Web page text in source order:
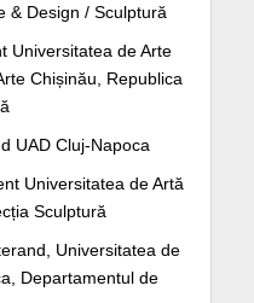
& Design / Sculptură
Universitatea de Arte
Chișinău, Republica
UAD Cluj-Napoca
Universitatea de Artă
Sculptură
Universitatea de
Departamentul de